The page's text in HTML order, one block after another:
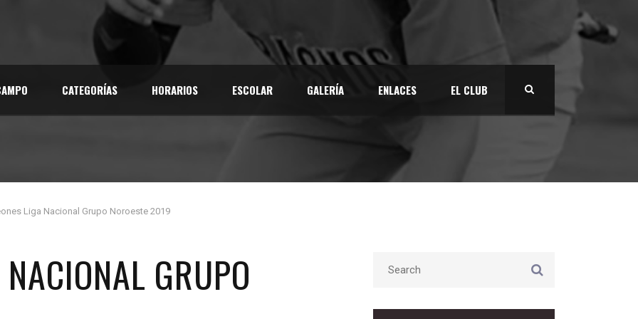
CATEGORÍAS HORARIOS ESCOLAR GALERÍA ENLACES EL CLUB
Liga Nacional Grupo Noroeste 2019
GRUPO